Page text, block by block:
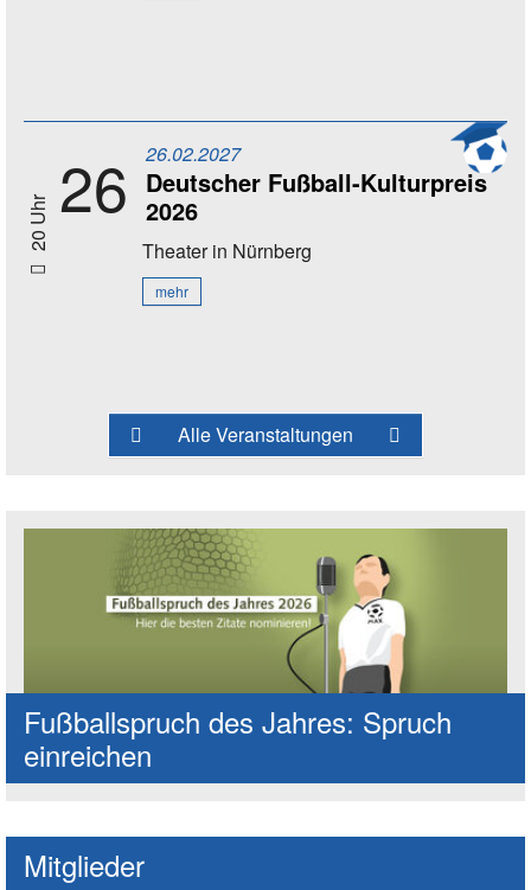
20 Uhr 26 26.02.2027
Deutscher Fußball-Kulturpreis
2026
Theaterin Nürnberg
mehr
Alle Veranstaltungen
Fußballspruch des Jahres: Spruch
einreichen
Mitglieder